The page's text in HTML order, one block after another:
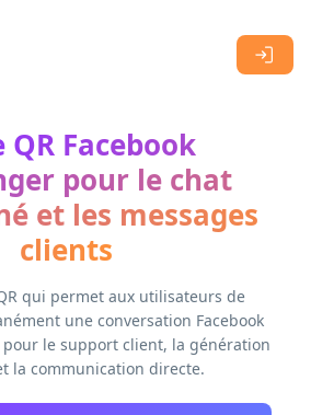
QR Facebook
pour le chat
et les messages
clients
qui permet aux utilisateurs de
une conversation Facebook
pour le support client, la génération
la communication directe.